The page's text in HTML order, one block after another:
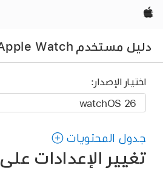
Apple‏
دليل مستخدم Apple Watch
اختيار الإصدار:
جدول المحتويات
تغيير الإعدادات على